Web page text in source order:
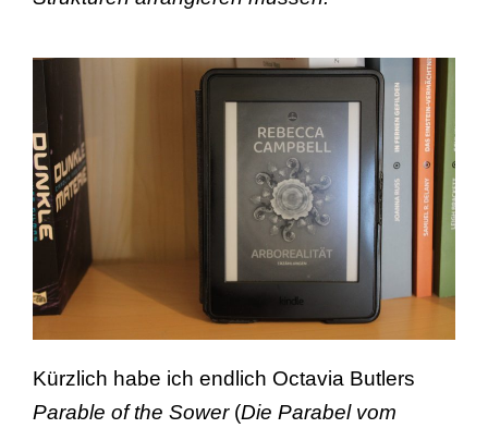
Kürzlich habe ich endlich Octavia Butlers
Parable of the Sower (Die Parabel vom